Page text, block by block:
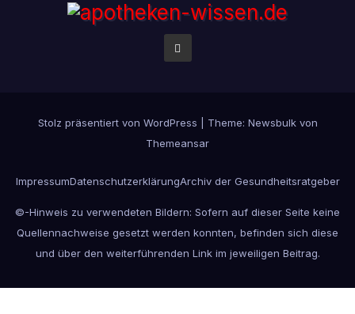
Stolz präsentiert von WordPress Theme: Newsbulkvon
Themeansar
ImpressumDatenschutzerklärungArchiv der Gesundheitsratgeber
©-Hinweis zu verwendeten Bildern: Sofern auf dieser Seite keine
Quellennachweise gesetzt werden konnten, befinden sich diese
und über den weiterführenden Link im jeweiligen Beitrag.